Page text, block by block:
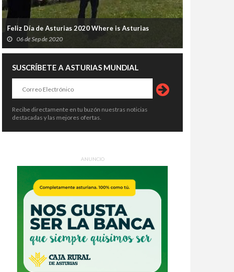
horarios, trenes, aparcamientos y
todo lo que hay que saber antes
del cañonazo
04 de Ago de 2026
Xiringüelu 2026 vuelve con cinco
el Prau Salcéu
Feliz Día de Asturias 2020 Where is Asturias
06 de Sep de 2020
SUSCRÍBETE A ASTURIAS MUNDIAL
Recibe directamente en tu buzón nuestras noticias
destacadas y las mejores ofertas.
ANUNCIO